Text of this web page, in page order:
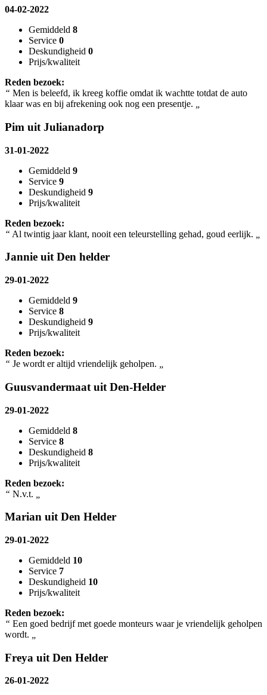
04-02-2022
Gemiddeld 8
Service 0
Deskundigheid 0
Prijs/kwaliteit
Reden bezoek:
“ Men is beleefd, ik kreeg koffie omdat ik wachtte totdat de auto
klaar was en bij afrekening ook nog een presentje.
Pim uit Julianadorp
31-01-2022
Gemiddeld 9
Service 9
Deskundigheid 9
Prijs/kwaliteit
Reden bezoek:
“ Al twintig jaar klant, nooit een teleurstelling gehad, goud eerlijk.
Jannie uit Den helder
29-01-2022
Gemiddeld 9
Service 8
Deskundigheid 9
Prijs/kwaliteit
Reden bezoek:
“ Je wordt er altijd vriendelijk geholpen.
Guusvandermaat uit Den-Helder
29-01-2022
Gemiddeld 8
Service 8
Deskundigheid 8
Prijs/kwaliteit
Reden bezoek:
“ N.v.t.
Marian uit Den Helder
29-01-2022
Gemiddeld 10
Service 7
Deskundigheid 10
Prijs/kwaliteit
Reden bezoek:
“ Een goed bedrijf met goede monteurs waar je vriendelijk geholpen
wordt.
Freya uit Den Helder
26-01-2022